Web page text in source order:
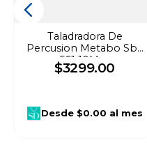
Taladradora De
Percusion Metabo Sbe
561 10Mm
$3299.00
Desde $0.00 al mes